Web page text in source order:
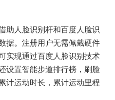
助人脸识别杆和百度人脸识
据。注册用户无需佩戴硬件
实现通过百度人脸识别技术
设置智能步道排行榜，刷脸
计运动时长，累计运动里程